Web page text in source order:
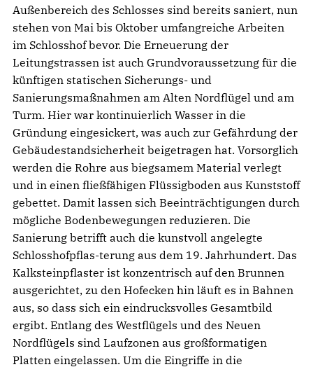
Außenbereich des Schlosses sind bereits saniert, nun
stehen von Mai bis Oktober umfangreiche Arbeiten
im Schlosshof bevor. Die Erneuerung der
Leitungstrassen ist auch Grundvoraussetzung für die
künftigen statischen Sicherungs- und
Sanierungsmaßnahmen am Alten Nordflügel und am
Turm. Hier war kontinuierlich Wasser in die
Gründung eingesickert, was auch zur Gefährdung der
Gebäudestandsicherheit beigetragen hat. Vorsorglich
werden die Rohre aus biegsamem Material verlegt
und in einen fließfähigen Flüssigboden aus Kunststoff
gebettet. Damit lassen sich Beeinträchtigungen durch
mögliche Bodenbewegungen reduzieren. Die
Sanierung betrifft auch die kunstvoll angelegte
Schlosshofpflas-terung aus dem 19. Jahrhundert. Das
Kalksteinpflaster ist konzentrisch auf den Brunnen
ausgerichtet, zu den Hofecken hin läuft es in Bahnen
aus, so dass sich ein eindrucksvolles Gesamtbild
ergibt. Entlang des Westflügels und des Neuen
Nordflügels sind Laufzonen aus großformatigen
Platten eingelassen. Um die Eingriffe in die